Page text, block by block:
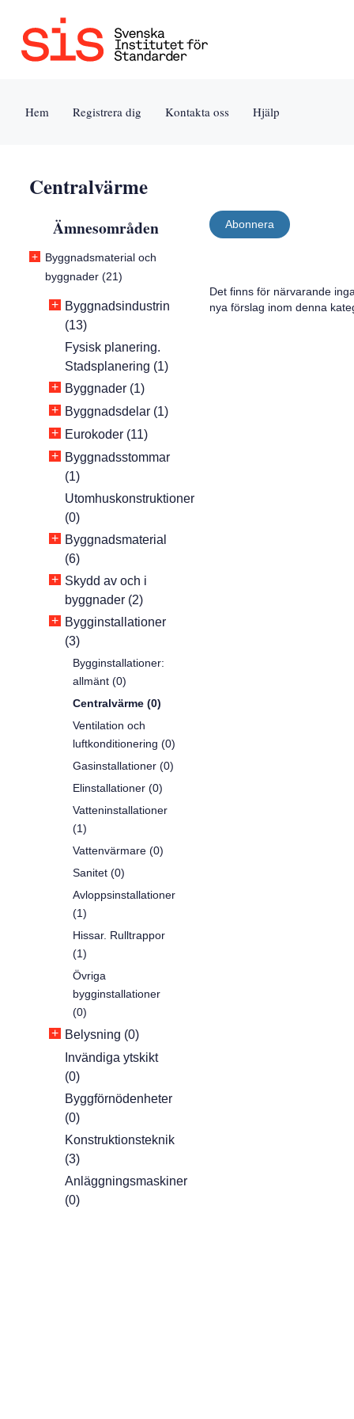
Jump
Tillgänglighet
Användarvillkor
Hem Registrera dig Kontakta oss Hjälp
Centralvärme
Ämnesområden
+ Byggnadsmaterial och
byggnader (21)
+ Byggnadsindustrin
(13)
Fysisk planering.
Stadsplanering (1)
+ Byggnader (1)
+ Byggnadsdelar (1)
+ Eurokoder (11)
+ Byggnadsstommar
(1)
Utomhuskonstruktioner
(0)
+ Byggnadsmaterial
(6)
+ Skydd av och i
byggnader (2)
+ Bygginstallationer
(3)
Bygginstallationer:
allmänt (0)
Centralvärme (0)
Ventilation och
luftkonditionering (0)
Gasinstallationer (0)
Elinstallationer (0)
Vatteninstallationer
(1)
Vattenvärmare (0)
Sanitet (0)
Avloppsinstallationer
(1)
Hissar. Rulltrappor
(1)
Övriga
bygginstallationer
(0)
+ Belysning (0)
Invändiga ytskikt
(0)
Byggförnödenheter
(0)
Konstruktionsteknik
(3)
Anläggningsmaskiner
(0)
Abonnera
Det finns för närvarande
nya förslag inom denna